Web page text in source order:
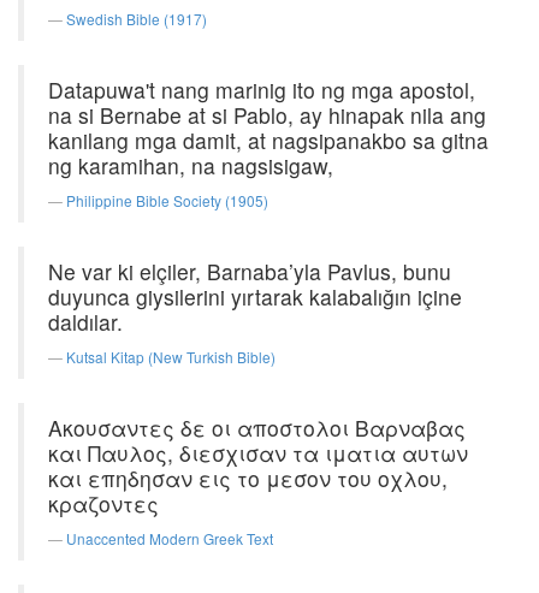
Swedish Bible (1917)
Datapuwa't nang marinig ito ng mga apostol,
na si Bernabe at si Pablo, ay hinapak nila ang
kanilang mga damit, at nagsipanakbo sa gitna
ng karamihan, na nagsisigaw,
Philippine Bible Society (1905)
Ne var ki elçiler, Barnaba’yla Pavlus, bunu
duyunca giysilerini yırtarak kalabalığın içine
daldılar.
Kutsal Kitap (New Turkish Bible)
Ακουσαντες δε οι αποστολοι Βαρναβας
και Παυλος, διεσχισαν τα ιματια αυτων
και επηδησαν εις το μεσον του οχλου,
κραζοντες
Unaccented Modern Greek Text